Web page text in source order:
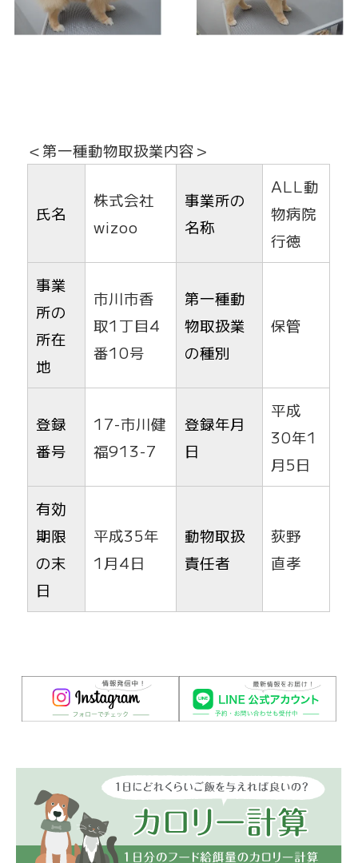
＜第一種動物取扱業内容＞
氏名
株式会社
wizoo
事業所の
名称
ALL動
物病院
行徳
事業
所の
所在
地
市川市香
取1丁目4
番10号
第一種動
物取扱業
の種別
保管
登録
番号
17-市川健
福913-7
登録年月
日
平成
30年1
月5日
有効
期限
の末
日
平成35年
1月4日
動物取扱
責任者
荻野
直孝